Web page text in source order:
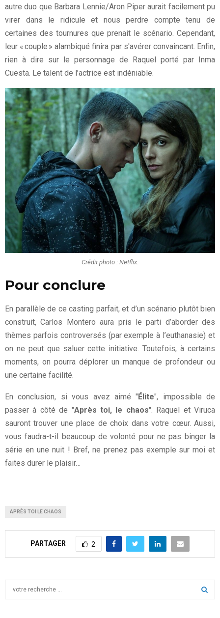
autre duo que Barbara Lennie/Aron Piper aurait facilement pu
virer dans le ridicule et nous perdre compte tenu de
certaines des tournures que prenait le scénario. Cependant,
leur « couple » alambiqué finira par s'avérer convaincant. Enfin,
rien à dire sur le personnage de Raquel porté par Inma
Cuesta. Le talent de l’actrice est indéniable.
Crédit photo : Netflix.
Pour conclure
En parallèle de ce casting parfait, et d’un scénario plutôt bien
construit, Carlos Montero aura pris le parti d’aborder des
thèmes parfois controversés (par exemple à l’euthanasie) et
on ne peut que saluer cette initiative. Toutefois, à certains
moments, on pourra déplorer un manque de profondeur ou
une certaine facilité.
En conclusion, si vous avez aimé " Élite", impossible de
passer à côté de "Après toi, le chaos". Raquel et Viruca
sauront trouver une place de choix dans votre cœur. Aussi,
vous faudra-t-il beaucoup de volonté pour ne pas binger la
série en une nuit ! Bref, ne prenez pas exemple sur moi et
faites durer le plaisir…
APRÈS TOI LE CHAOS
PARTAGER 2